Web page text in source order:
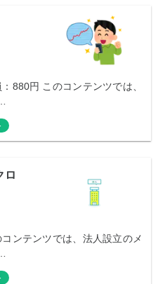
880円 このコンテンツでは、
ロ
ンテンツでは、法人設立のメ